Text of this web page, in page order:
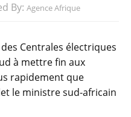
By: Agence Afrique
Centrales électriques
à mettre fin aux
rapidement que
le ministre sud-africain